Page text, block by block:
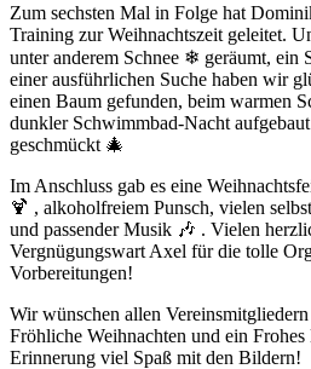
Zum sechsten Mal in Folge hat
Training zur Weihnachtszeit geleitet.
unter anderem Schnee ❄ geräumt, ein
einer ausführlichen Suche haben wir
einen Baum gefunden, beim warmen
dunkler Schwimmbad-Nacht
geschmückt 🎄
Im Anschluss gab es eine
🍹 , alkoholfreiem Punsch, vielen
und passender Musik 🎶 . Vielen
Vergnügungswart Axel für die tolle
Vorbereitungen!
Wir wünschen allen
Fröhliche Weihnachten und ein Frohes
Erinnerung viel Spaß mit den Bildern!